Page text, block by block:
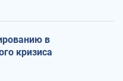
в
кризиса